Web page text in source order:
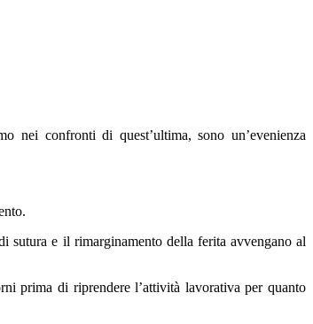
nei confronti di quest’ultima, sono un’evenienza
sutura e il rimarginamento della ferita avvengano al
prima di riprendere l’attività lavorativa per quanto